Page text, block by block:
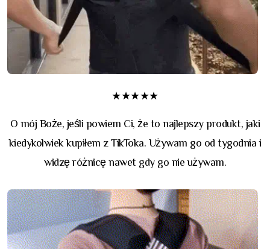
★★★★★
O mój Boże, jeśli powiem Ci, że to najlepszy produkt, jaki
kiedykolwiek kupiłem z TikToka. Używam go od tygodnia i
widzę różnicę nawet gdy go nie używam.